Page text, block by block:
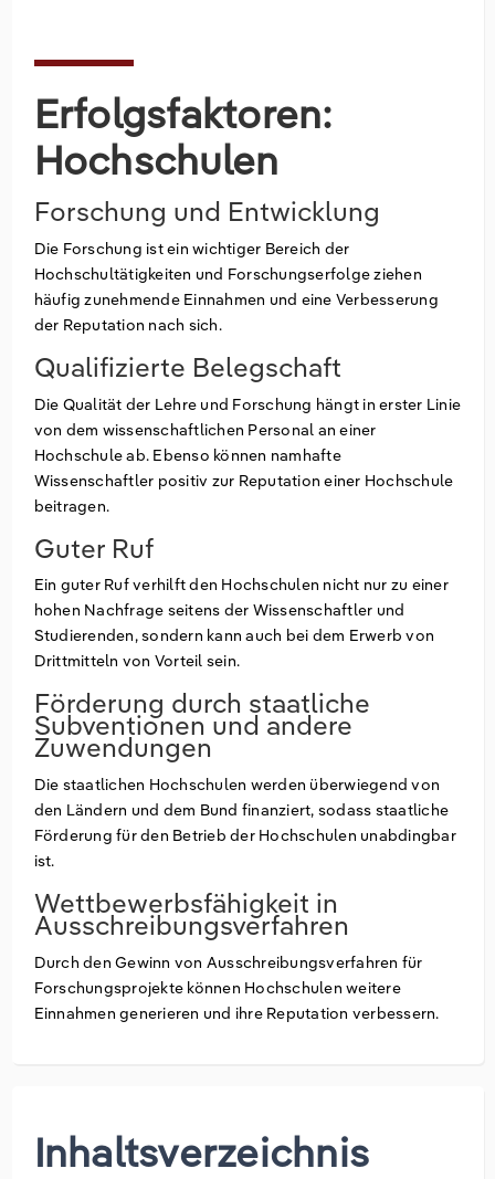
Erfolgsfaktoren:
Hochschulen
Forschung und Entwicklung
Die Forschung ist ein wichtiger Bereich der
Hochschultätigkeiten und Forschungserfolge ziehen
häufig zunehmende Einnahmen und eine Verbesserung
der Reputation nach sich.
Qualifizierte Belegschaft
Die Qualität der Lehre und Forschung hängt in erster Linie
von dem wissenschaftlichen Personal an einer
Hochschule ab. Ebenso können namhafte
Wissenschaftler positiv zur Reputation einer Hochschule
beitragen.
Guter Ruf
Ein guter Ruf verhilft den Hochschulen nicht nur zu einer
hohen Nachfrage seitens der Wissenschaftler und
Studierenden, sondern kann auch bei dem Erwerb von
Drittmitteln von Vorteil sein.
Förderung durch staatliche
Subventionen und andere
Zuwendungen
Die staatlichen Hochschulen werden überwiegend von
den Ländern und dem Bund finanziert, sodass staatliche
Förderung für den Betrieb der Hochschulen unabdingbar
ist.
Wettbewerbsfähigkeit in
Ausschreibungsverfahren
Durch den Gewinn von Ausschreibungsverfahren für
Forschungsprojekte können Hochschulen weitere
Einnahmen generieren und ihre Reputation verbessern.
Inhaltsverzeichnis